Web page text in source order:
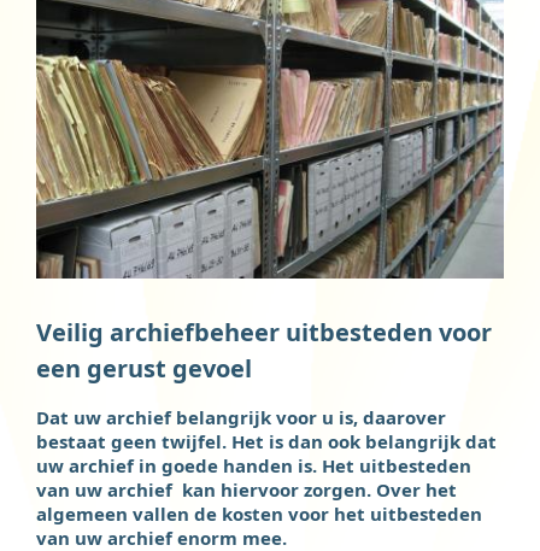
Veilig archiefbeheer uitbesteden voor
een gerust gevoel
Dat uw archief belangrijk voor u is, daarover
bestaat geen twijfel. Het is dan ook belangrijk dat
uw archief in goede handen is. Het uitbesteden
van uw archief kan hiervoor zorgen. Over het
algemeen vallen de kosten voor het uitbesteden
van uw archief enorm mee.